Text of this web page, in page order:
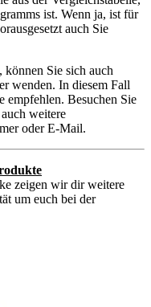
ist. Wenn ja, ist für
auch Sie
können Sie sich auch
wenden. In diesem Fall
empfehlen. Besuchen Sie
weitere
oder E-Mail.
zeigen wir dir weitere
um euch bei der